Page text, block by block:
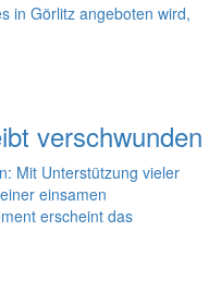
in Görlitz angeboten wird,
verschwunden
Mit Unterstützung vieler
einsamen
erscheint das